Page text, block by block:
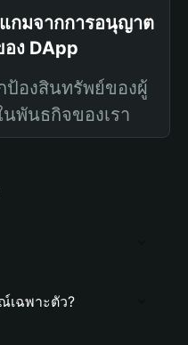
กมจากการอนุญาต
ง DApp
ป้องสินทรัพย์ของผู้
พันธกิจของเรา
เฉพาะตัว?